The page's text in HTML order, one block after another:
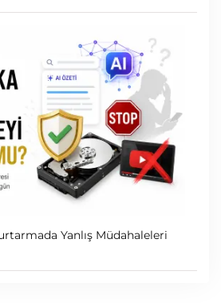
Yanlış Müdahaleleri